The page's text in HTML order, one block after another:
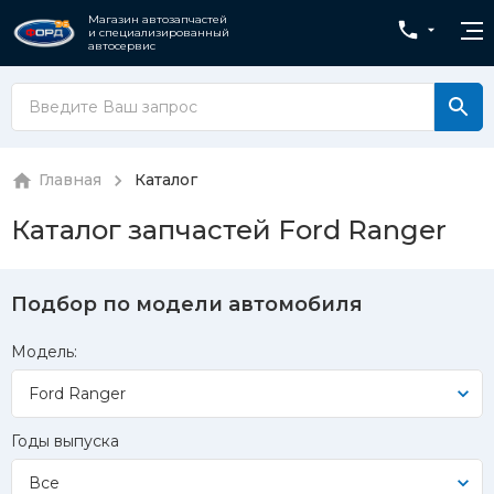
Магазин автозапчастей
и специализированный
автосервис
Главная Каталог
Каталог запчастей Ford Ranger
Подбор по модели автомобиля
Модель:
Ford Ranger
Годы выпуска
Все